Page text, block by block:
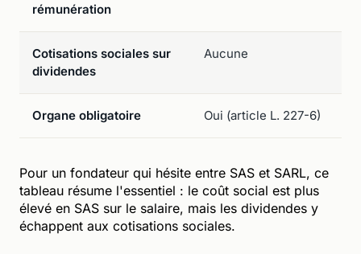
rémunération
Cotisations sociales sur
dividendes
Aucune
Organe obligatoire Oui (article L. 227-6)
Pour un fondateur qui hésite entre SAS et SARL, ce
tableau résume l'essentiel : le coût social est plus
élevé en SAS sur le salaire, mais les dividendes y
échappent aux cotisations sociales.